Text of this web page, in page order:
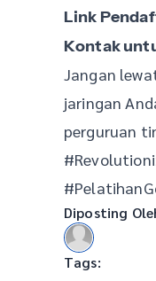
Link
Kontak
Jangan
jaringan
perguruan
Diposting
Tags: